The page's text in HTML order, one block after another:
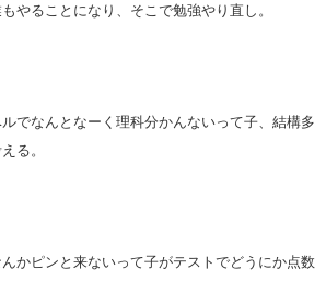
やることになり、そこで勉強やり直し。
でなんとなーく理科分かんないって子、結構多
る。
かピンと来ないって子がテストでどうにか点数